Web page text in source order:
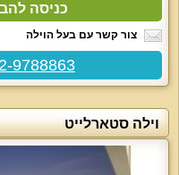
כניסה
צור קשר עם בעל הוילה
052-9788863 - מרכז
וילה סטארלייט